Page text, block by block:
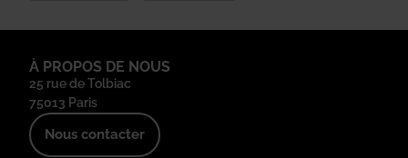
À PROPOS DE NOUS
25 rue de Tolbiac
75013 Paris
Nous contacter